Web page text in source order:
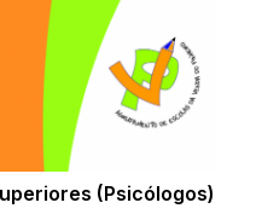
(Psicólogos)